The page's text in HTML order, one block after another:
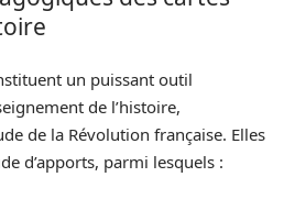
un puissant outil
de l’histoire,
de la Révolution française. Elles
d’apports, parmi lesquels :